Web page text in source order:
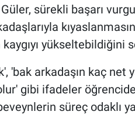
sürekli başarı
yükseltebildiğini
'bak arkadaşın kaç net
gibi ifadeler
süreç odaklı